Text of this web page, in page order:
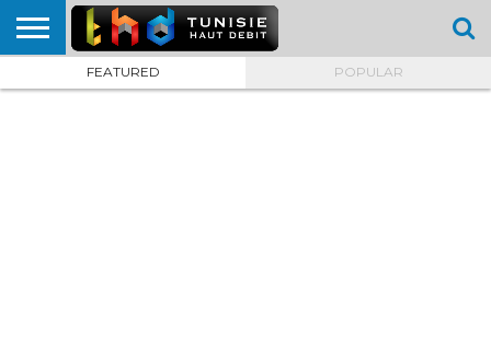
HOME
L’ACTUTHD
EN
PODCASTS
TEST
COMPARATIF
CARTE DE
CONTACT
FEATURED POPULAR